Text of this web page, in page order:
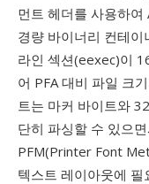
먼트 헤더를 사용하여
경량 바이너리 컨테
라인 섹션(eexec)이
어 PFA 대비 파일 크
트는 마커 바이트와
단히 파싱할 수 있으
PFM(Printer Font
텍스트 레이아웃에